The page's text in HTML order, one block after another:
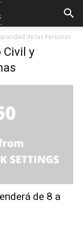
de las Personas
Civil y
de 8 a